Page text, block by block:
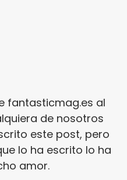
fantasticmag.es al
de nosotros
este post, pero
lo ha escrito lo ha
amor.